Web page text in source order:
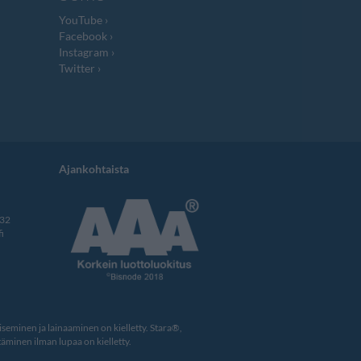
YouTube
Facebook
Instagram
Twitter
Ajankohtaista
ja lainaaminen on kielletty. Stara®,
ilman lupaa on kielletty.